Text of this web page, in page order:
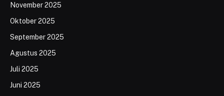
November 2025
Oktober 2025
September 2025
Agustus 2025
Juli 2025
Juni 2025